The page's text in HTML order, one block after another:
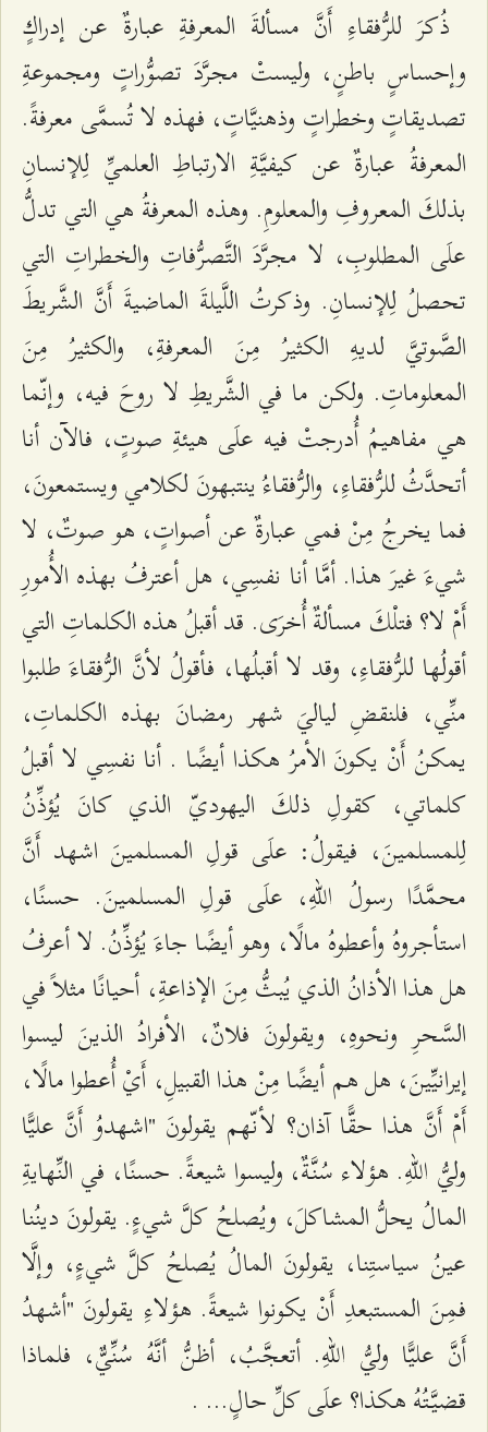
ذُكرَ للرُّفقاءِ أَنَّ مسألةَ المعرفةِ عبارةٌ عن إدراكٍ
وإحساسٍ باطنٍ، ولیستْ مجرَّدَ تصوُّراتٍ ومجموعةِ
تصدیقاتٍ وخطراتٍ وذهنیَّاتٍ، فهذه لا تُسمَّى معرفةً.
المعرفةُ عبارةٌ عن كیفیَّةِ الارتباطِ العلميِّ لِلإنسانِ
بذلكَ المعروفِ والمعلومِ. وهذه المعرفةُ هي التي تدلُّ
علَى المطلوبِ، لا مجرَّدَ التَّصرُّفاتِ والخطراتِ التي
تحصلُ لِلإنسانِ. وذكرتُ اللَّیلةَ الماضیةَ أَنَّ الشَّریطَ
الصَّوتيَّ لدیهِ الكثیرُ مِنَ المعرفةِ، والكثیرُ مِنَ
المعلوماتِ. ولكن ما في الشَّریطِ لا روحَ فیه، وإنّما
هي مفاهیمُ أُدرجتْ فيه علَى هیئةِ صوتٍ، فالآن أنا
أتحدَّثُ للرُّفقاءِ، والرُّفقاءُ ینتبهونَ لكلامي ویستمعونَ،
فما یخرجُ مِنْ فمي عبارةٌ عن أصواتٍ، هو صوتٌ، لا
شيءَ غیرَ هذا. أمَّا أنا نفسِي، هل أعترفُ بهذه الأُمورِ
أَمْ لا؟ فتلْكَ مسألةٌ أُخرَى. قد أقبلُ هذه الكلماتِ التي
أقولُها للرُّفقاءِ، وقد لا أقبلُها، فأقولُ لأنَّ الرُّفقاءَ طلبوا
منِّي، فلنقضِ لیاليَ شهر رمضانَ بهذه الكلماتِ،
یمكنُ أَنْ یكونَ الأمرُ هكذا أیضًا . أنا نفسِي لا أقبلُ
كلماتي، كقولِ ذلكَ اليهوديّ الذي كانَ یُؤذِّنُ
لِلمسلمینَ، فیقولُ: علَى قولِ المسلمینَ اشهد أَنَّ
محمَّدًا رسولُ اللّهِ، علَى قولِ المسلمینَ. حسنًا،
استأجروهُ وأعطوهُ مالًا، وهو أیضًا جاءَ یُؤذِّنُ. لا أعرفُ
هل هذا الأذانُ الذي یُبثُّ مِنَ الإذاعةِ، أحیانًا مثلاً في
السَّحرِ ونحوهِ، ویقولونَ فلانٌ، الأفرادُ الذینَ لیسوا
إیرانیِّینَ، هل هم أیضًا مِنْ هذا القبیلِ، أَيْ أُعطوا مالًا،
أَمْ أَنَّ هذا حقًّا آذان؟ لأنّهم یقولونَ "اشهدوُ أَنَّ علیًّا
وليُّ اللّهِ. هؤلاء سُنَّةٌ، ولیسوا شیعةً. حسنًا، في النِّهایةِ
المالُ یحلُّ المشاكلَ، ویُصلحُ كلَّ شيءٍ. یقولونَ دینُنا
عینُ سیاستِنا، یقولونَ المالُ یُصلحُ كلَّ شيءٍ، وإلَّا
فمِنَ المستبعدِ أَنْ یكونوا شیعةً. هؤلاءِ یقولونَ "أشهدُ
أَنَّ علیًّا وليُّ اللّهِ. أتعجَّبُ، أظنُّ أنَّهُ سُنِّيٌّ، فلماذا
قضیَّتُهُ هكذا؟ علَى كلِّ حالٍ... .